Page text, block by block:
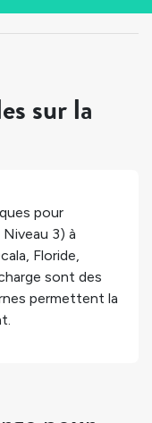
sur la
pour
3) à
, Floride,
sont des
permettent la